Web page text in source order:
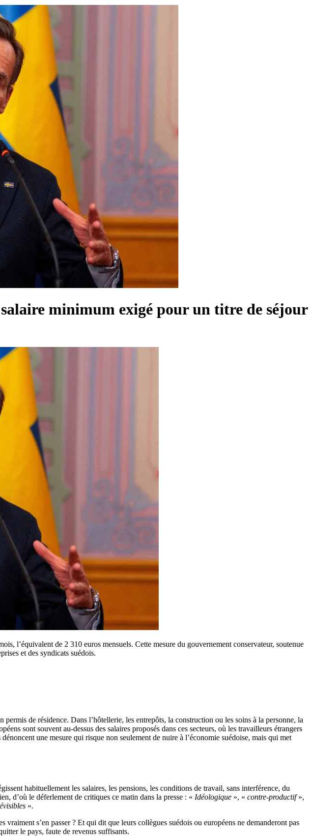
minimum exigé pour un titre de séjour
l’équivalent de 2 310 euros mensuels. Cette mesure du gouvernement conservateur, soutenue
et des syndicats suédois.
de résidence. Dans l’hôtellerie, les entrepôts, la construction ou les soins à la personne, la
sont souvent au-dessus des salaires proposés dans ces secteurs, où les travailleurs étrangers
une mesure qui risque non seulement de nuire à l’économie suédoise, mais qui met
habituellement les salaires, les pensions, les conditions de travail, sans interférence, du
d’où le déferlement de critiques ce matin dans la presse : « Idéologique », « contre-productif»,
».
s’en passer ? Et qui dit que leurs collègues suédois ou européens ne demanderont pas
le pays, faute de revenus suffisants.